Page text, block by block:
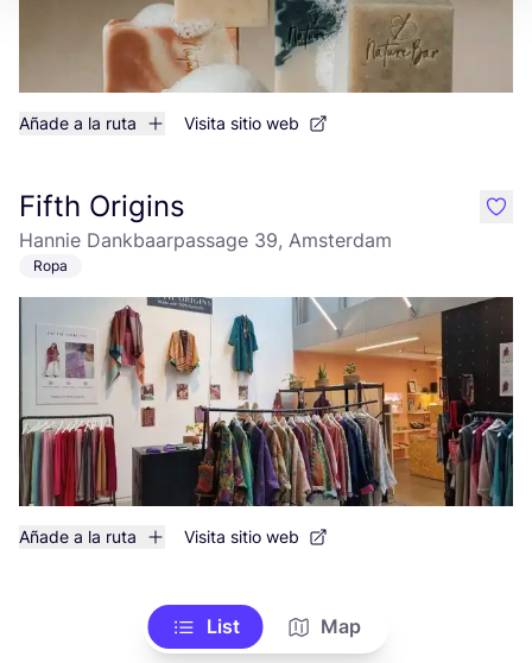
Añade a la ruta Visita sitio web
Fifth Origins
Hannie Dankbaarpassage 39, Amsterdam
Ropa
Añade a la ruta Visita sitio web
like
List Map